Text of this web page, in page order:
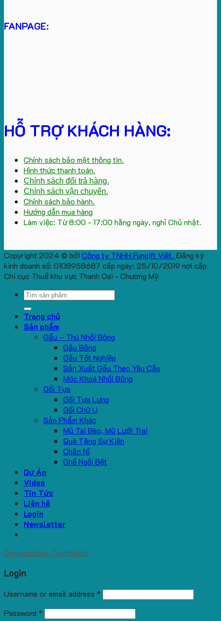
FANPAGE:
HỖ TRỢ KHÁCH HÀNG:
Chính sách bảo mật thông tin.
Hình thức thanh toán.
Chính sách đổi trả hàng.
Chính sách vận chuyển.
Chính sách bảo hành.
Hướng dẫn mua hàng
Làm việc: Từ 8:00 - 17:00 hằng ngày, nghỉ Chủ nhật.
Copyright 2024 © bởi Công ty TNHH Fungift Việt. Đăng ký
kinh doanh số: 0108958687 cấp ngày: 25/10/2019 nơi cấp
Chi cục Thuế khu vực Thanh Oai - Chương Mỹ
Search
for:
Trang chủ
Sản phẩm
Gấu – Thú Nhồi Bông
Gấu Bông
Gấu Tốt Nghiệp
Sản Xuất Gấu Theo Yêu Cầu
Móc Khoá Nhồi Bông
Gối Tựa
Gối Tựa Lưng
Gối Chữ U
Sản Phẩm Khác
Mũ Tai Bèo, Mũ Lưỡi Trai
Quà Tặng Sự Kiện
Chăn Nỉ
Ghế Ngồi Bệt
Dự Án
Video
Tin Tức
Liên hệ
Login
Newsletter
Developed by Tiepthitute
Login
Username or email address *
Password *